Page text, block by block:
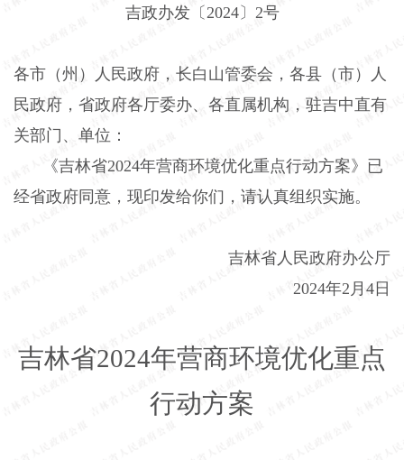
吉政办发〔2024〕 2号
各市（州）人民政府，长白山管委会，各县（市）人
民政府，省政府各厅委办、各直属机构，驻吉中直有
关部门、单位：
《吉林省2024年营商环境优化重点行动方案》已
经省政府同意，现印发给你们，请认真组织实施。
吉林省人民政府办公厅
2024年2 月 4日
吉林省2024年营商环境优化重点
行动方案